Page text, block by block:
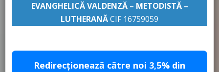
EVANGHELICĂ VALDENZĂ – METODISTĂ –
LUTHERANĂCIF 16759059
Redirecționează către noi 3,5% din